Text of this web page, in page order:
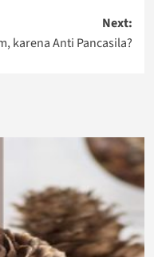
Next:
karena Anti Pancasila?